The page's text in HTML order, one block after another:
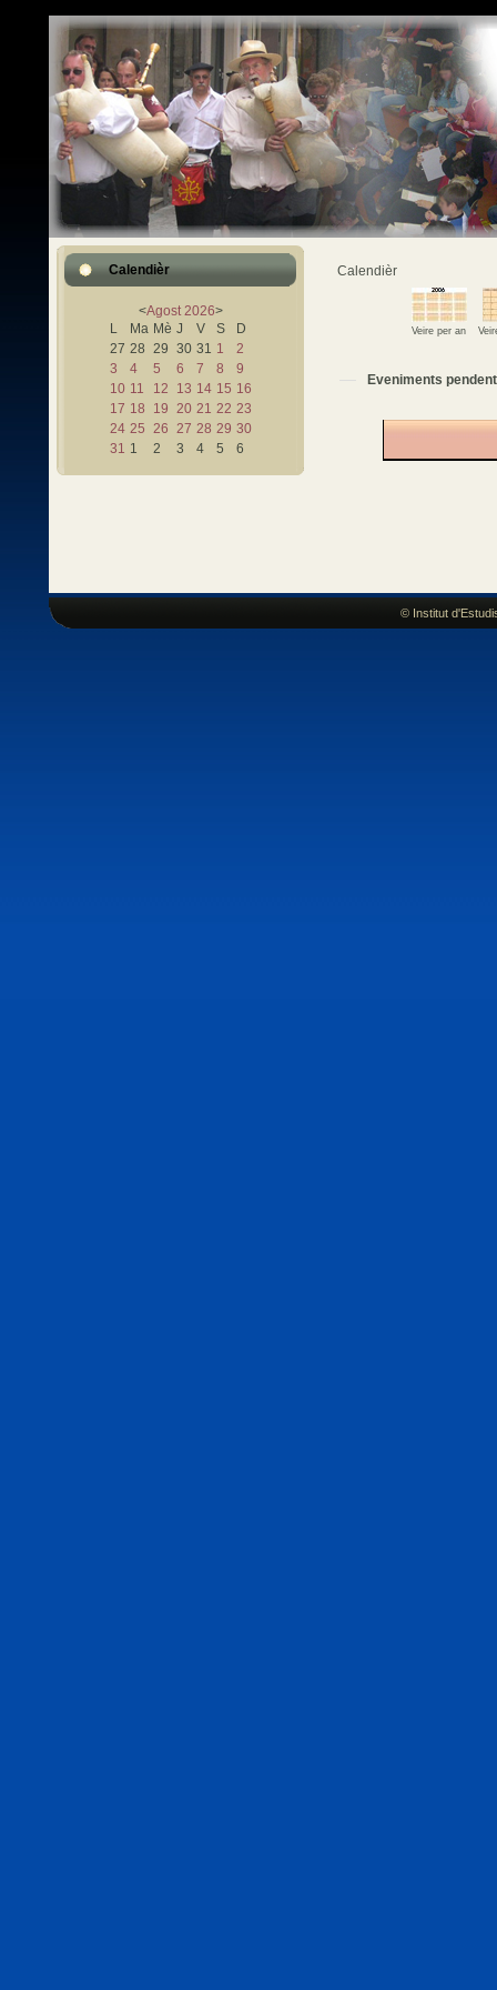
Calendièr
<Agost 2026>
L
Ma Mè J V S
D
27 28 29 30 31 1
2
3
4 5 6 7 8
9
10 11 12 13 14 15 16
17 18 19 20 21 22 23
24 25 26 27 28 29 30
31 1 2 3 4 5 6
Calendièr
Veire per an
Eveniments pendent
© Institut